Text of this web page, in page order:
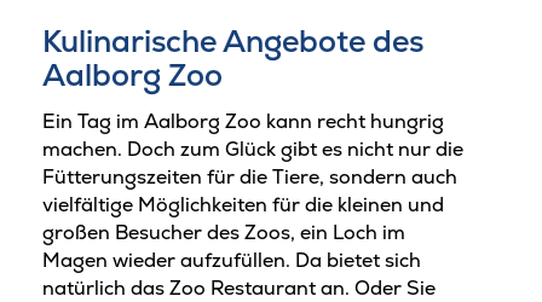
Kulinarische Angebote des
Aalborg Zoo
Ein Tag im Aalborg Zoo kann recht hungrig
machen. Doch zum Glück gibt es nicht nur die
Fütterungszeiten für die Tiere, sondern auch
vielfältige Möglichkeiten für die kleinen und
großen Besucher des Zoos, ein Loch im
Magen wieder aufzufüllen. Da bietet sich
natürlich das Zoo Restaurant an. Oder Sie